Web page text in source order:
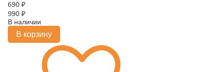
690 ₽
990 ₽
В наличии
В корзину